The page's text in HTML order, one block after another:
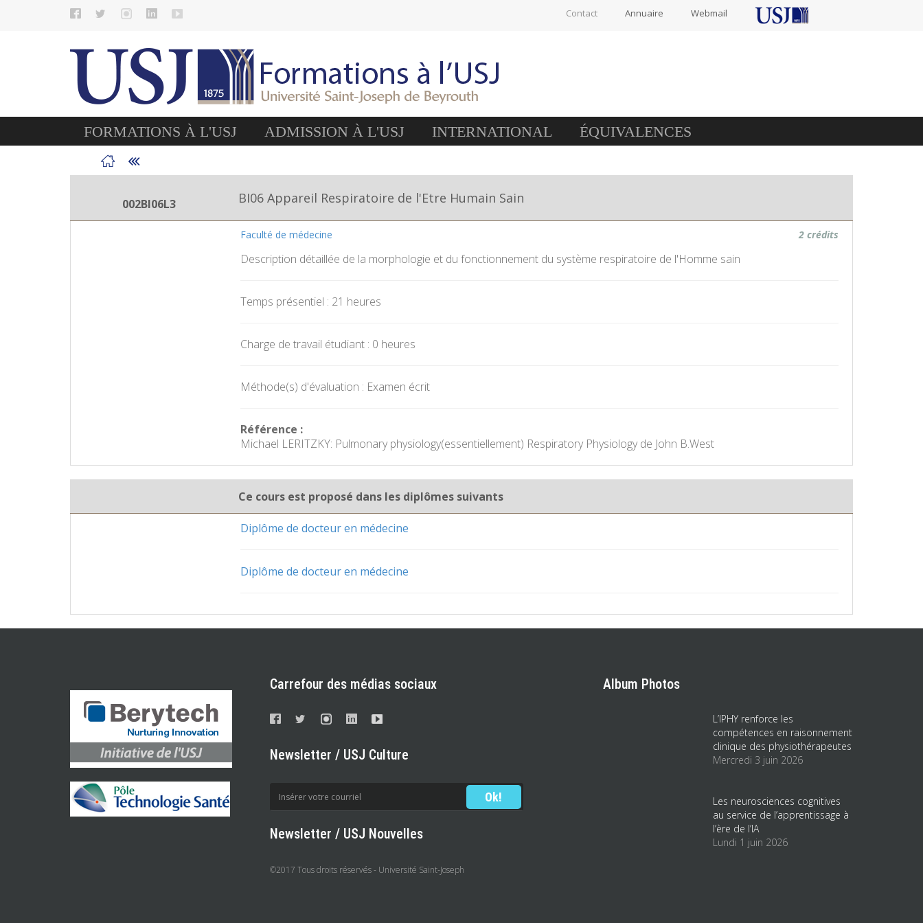
Contact Annuaire Webmail
FORMATIONS À L'USJ ADMISSION À L'USJ INTERNATIONAL ÉQUIVALENCES
002BI06L3 BI06 Appareil Respiratoire de l'Etre Humain Sain
Faculté de médecine 2 crédits
Description détaillée de la morphologie et du fonctionnement du système respiratoire de l'Homme sain
Temps présentiel : 21 heures
Charge de travail étudiant : 0 heures
Méthode(s) d'évaluation : Examen écrit
Référence :
Michael LERITZKY: Pulmonary physiology(essentiellement) Respiratory Physiology de John B.West
Ce cours est proposé dans les diplômes suivants
Diplôme de docteur en médecine
Diplôme de docteur en médecine
Carrefour des médias sociaux
Newsletter / USJ Culture
Newsletter / USJ Nouvelles
©2017 Tous droits réservés - Université Saint-Joseph
Album Photos
L’IPHY renforce les
compétences en raisonnement
clinique des physiothérapeutes
Mercredi 3 juin 2026
Les neurosciences cognitives
au service de l’apprentissage à
l’ère de l’IA
Lundi 1 juin 2026